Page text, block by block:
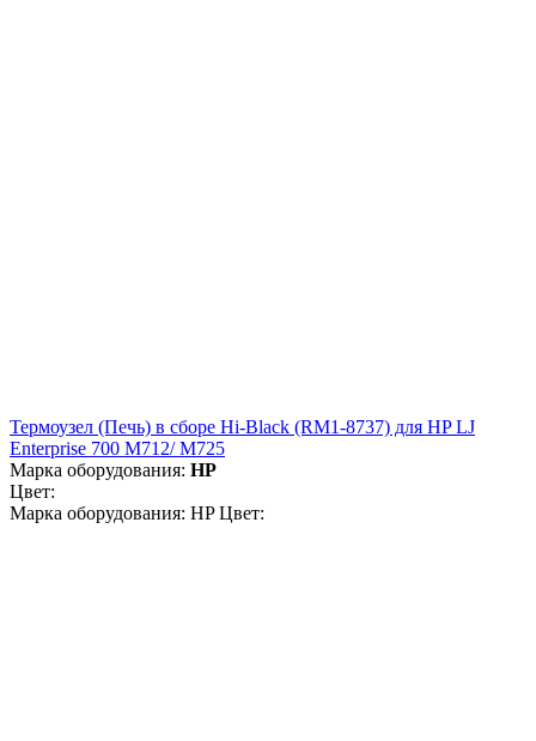
Термоузел (Печь) в сборе Hi-Black (RM1-8737) для HP LJ
Enterprise 700 M712/ M725
Марка оборудования: HP
Цвет:
Марка оборудования: HP Цвет: